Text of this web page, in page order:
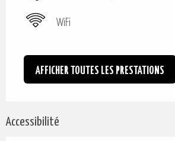
WiFi
AFFICHER TOUTES LES PRESTATIONS
Accessibilité